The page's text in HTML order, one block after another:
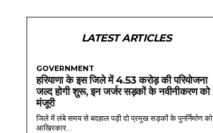
LATEST ARTICLES
GOVERNMENT
हरियाणा के इस जिले में 4.53 करोड़ की परियोजना
जल्द होगी शुरू, इन जर्जर सड़कों के नवीनीकरण को
मंजूरी
जिले में लंबे समय से बदहाल पड़ी दो प्रमुख सड़कों के पुनर्निर्माण को
आखिरकार...